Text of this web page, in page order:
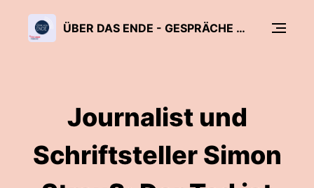
ÜBER DAS ENDE - GESPRÄCHE ÜBER TOD, STERBEN UND SINN DES LEBENS
Journalist und
Schriftsteller Simon